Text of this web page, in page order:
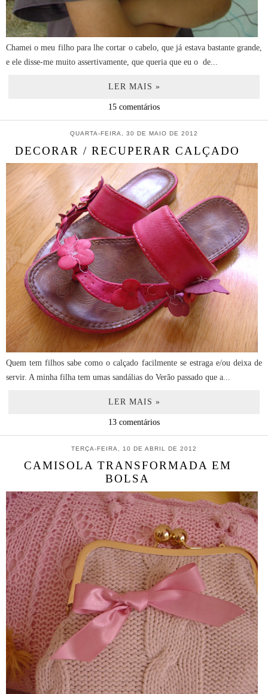
Chamei o meu filho para lhe cortar o cabelo, que já estava bastante grande,
e ele disse-me muito assertivamente, que queria que eu o de...
LER MAIS »
15 comentários
QUARTA-FEIRA, 30 DE MAIO DE 2012
DECORAR / RECUPERAR CALÇADO
Quem tem filhos sabe como o calçado facilmente se estraga e/ou deixa de
servir. A minha filha tem umas sandálias do Verão passado que a...
LER MAIS »
13 comentários
TERÇA-FEIRA, 10 DE ABRIL DE 2012
CAMISOLA TRANSFORMADA EM
BOLSA